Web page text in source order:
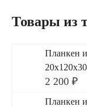
Товары из
Планкен
2 200 ₽
Планкен